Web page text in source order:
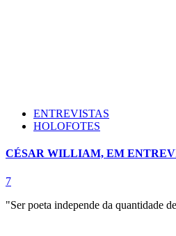
ENTREVISTAS
HOLOFOTES
CÉSAR WILLIAM, EM
7
"Ser poeta independe da quantidade